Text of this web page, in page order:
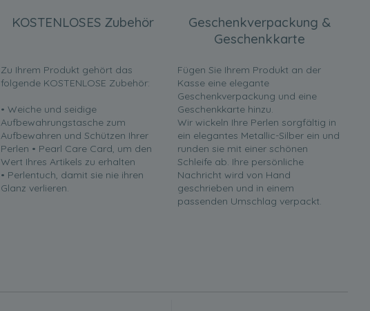
KOSTENLOSES Zubehör
Zu Ihrem Produkt gehört das
folgende KOSTENLOSE Zubehör:
• Weiche und seidige
Aufbewahrungstasche zum
Aufbewahren und Schützen Ihrer
Perlen • Pearl Care Card, um den
Wert Ihres Artikels zu erhalten
• Perlentuch, damit sie nie ihren
Glanz verlieren.
Geschenkverpackung &
Geschenkkarte
Fügen Sie Ihrem Produkt an der
Kasse eine elegante
Geschenkverpackung und eine
Geschenkkarte hinzu.
Wir wickeln Ihre Perlen sorgfältig in
ein elegantes Metallic-Silber ein und
runden sie mit einer schönen
Schleife ab. Ihre persönliche
Nachricht wird von Hand
geschrieben und in einem
passenden Umschlag verpackt.